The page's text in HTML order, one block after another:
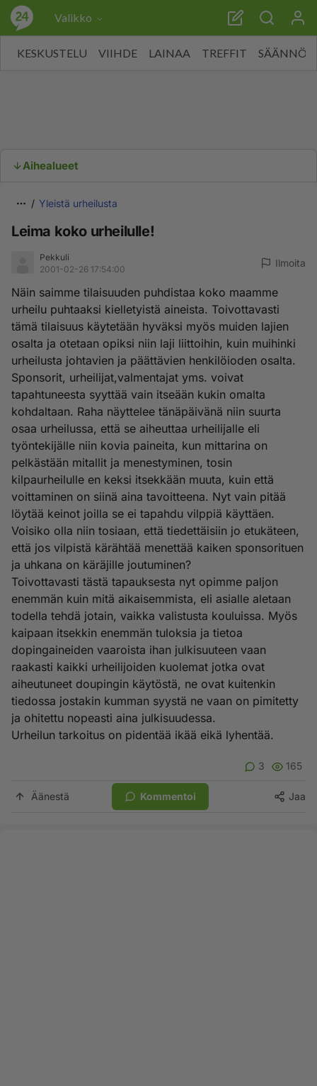
Valikko
KESKUSTELU VIIHDE LAINAA TREFFIT SÄÄNNÖT
Aihealueet
Yleistä urheilusta
Leima koko urheilulle!
Pekkuli
2001-02-26 17:54:00
Ilmoita
Näin saimme tilaisuuden puhdistaa koko maamme
urheilu puhtaaksi kielletyistä aineista. Toivottavasti
tämä tilaisuus käytetään hyväksi myös muiden lajien
osalta ja otetaan opiksi niin laji liittoihin, kuin muihinki
urheilusta johtavien ja päättävien henkilöioden osalta.
Sponsorit, urheilijat,valmentajat yms. voivat
tapahtuneesta syyttää vain itseään kukin omalta
kohdaltaan. Raha näyttelee tänäpäivänä niin suurta
osaa urheilussa, että se aiheuttaa urheilijalle eli
työntekijälle niin kovia paineita, kun mittarina on
pelkästään mitallit ja menestyminen, tosin
kilpaurheilulle en keksi itsekkään muuta, kuin että
voittaminen on siinä aina tavoitteena. Nyt vain pitää
löytää keinot joilla se ei tapahdu vilppiä käyttäen.
Voisiko olla niin tosiaan, että tiedettäisiin jo etukäteen,
että jos vilpistä kärähtää menettää kaiken sponsorituen
ja uhkana on käräjille joutuminen?
Toivottavasti tästä tapauksesta nyt opimme paljon
enemmän kuin mitä aikaisemmista, eli asialle aletaan
todella tehdä jotain, vaikka valistusta kouluissa. Myös
kaipaan itsekkin enemmän tuloksia ja tietoa
dopingaineiden vaaroista ihan julkisuuteen vaan
raakasti kaikki urheilijoiden kuolemat jotka ovat
aiheutuneet doupingin käytöstä, ne ovat kuitenkin
tiedossa jostakin kumman syystä ne vaan on pimitetty
ja ohitettu nopeasti aina julkisuudessa.
Urheilun tarkoitus on pidentää ikää eikä lyhentää.
3 165
Äänestä Kommentoi Jaa